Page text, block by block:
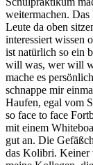
weitermachen.
Leute da oben
interessiert wissen
ist natürlich so ein
will was, wer will
mache es
schnappe mir
Haufen, egal vom
so face to face
mit einem
gut an. Die
das Kolibri. Keiner